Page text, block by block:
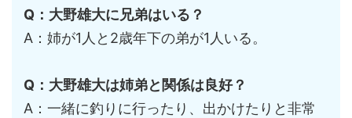
Q：大野雄大に兄弟はいる？
A：姉が1人と2歳年下の弟が1人いる。
Q：大野雄大は姉弟と関係は良好？
A：一緒に釣りに行ったり、出かけたりと非常